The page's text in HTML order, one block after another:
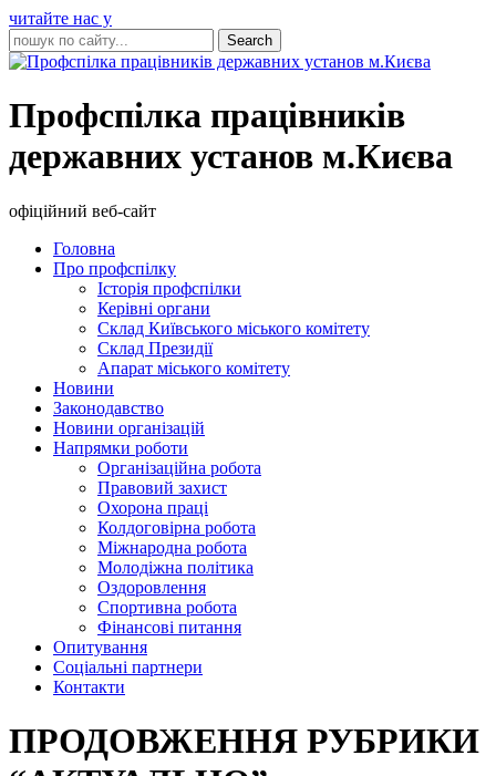
читайте нас у
Профспілка працівників
державних установ м.Києва
офіційний веб-сайт
Головна
Про профспілку
Історія профспілки
Керівні органи
Склад Київського міського комітету
Склад Президії
Апарат міського комітету
Новини
Законодавство
Новини організацій
Напрямки роботи
Організаційна робота
Правовий захист
Охорона праці
Колдоговірна робота
Міжнародна робота
Молодіжна політика
Оздоровлення
Спортивна робота
Фінансові питання
Опитування
Соціальні партнери
Контакти
ПРОДОВЖЕННЯ РУБРИКИ